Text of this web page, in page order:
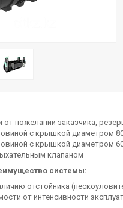
от пожеланий заказчика,
с крышкой диаметром
с крышкой диаметром
клапаном
системы:
отстойника
от интенсивности